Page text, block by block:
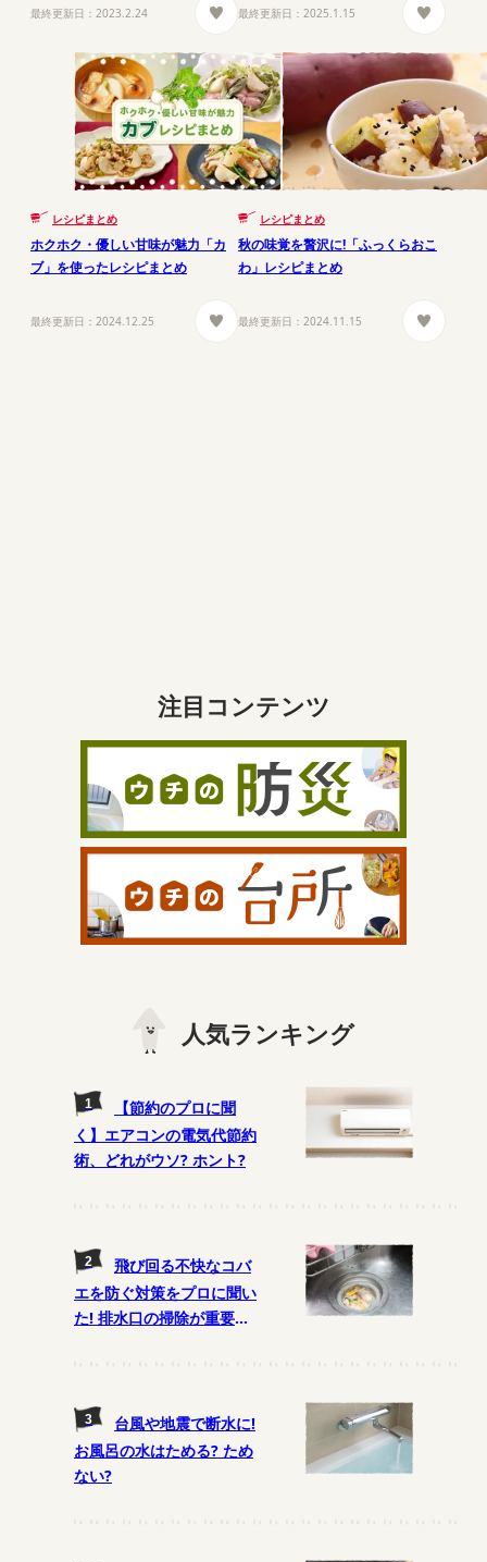
最終更新日： 2023.2.24 最終更新日： 2025.1.15
レシピまとめ
ホクホク・優しい甘味が魅力「カ
ブ」を使ったレシピまとめ
最終更新日： 2024.12.25
レシピまとめ
秋の味覚を贅沢に!「ふっくらおこ
わ」レシピまとめ
最終更新日： 2024.11.15
注目コンテンツ
人気ランキング
【節約のプロに聞
く】エアコンの電気代節約
術、どれがウソ? ホント?
飛び回る不快なコバ
エを防ぐ対策をプロに聞い
た! 排水口の掃除が重要
台風や地震で断水に!
お風呂の水はためる? ため
ない?